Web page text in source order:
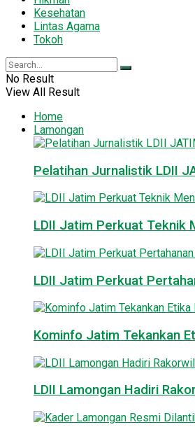
Kesehatan
Lintas Agama
Tokoh
No Result
View All Result
Home
Lamongan
Pelatihan Jurnalistik LDII
LDII Jatim Perkuat Teknik
LDII Jatim Perkuat
Kominfo Jatim Tekankan
LDII Lamongan Hadiri